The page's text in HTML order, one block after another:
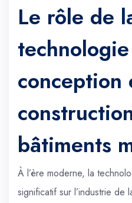
Le rôle de
conception
bâtiments
À l’ère moderne, la
significatif sur l’industrie de